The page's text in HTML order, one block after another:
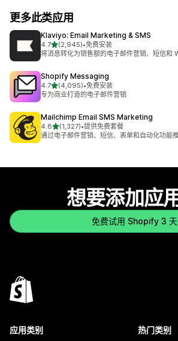
更多此类应用
Klaviyo: Email Marketing & SMS
4.7星（满分 5 星）
(2,945)
总共 2945 条评论
•免费安装
将消息转化为销售额的电子邮件营销、短信和
Shopify Messaging
4.7星（满分 5 星）
(4,095)
总共 4095 条评论
•免费安装
专为商业打造的电子邮件营销
Mailchimp Email SMS Marketing
4.8星（满分 5 星）
(1,327)
总共 1327 条评论
•提供免费套餐
通过电子邮件营销、短信、表单和自动化功能
想要添加应
免费试用 Shopify 3 天
应用类别 热门类别